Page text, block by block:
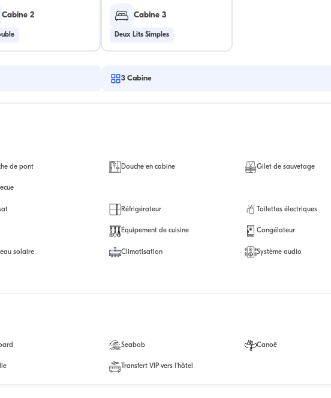
Cabine 2 Cabine 3
Deux Lits Simples
3 Cabine
de pont Douche en cabine Gilet de sauvetage
Réfrigérateur Toilettes électriques
Équipement de cuisine Congélateur
solaire Climatisation Système audio
Seabob Canoë
Transfert VIP vers l'hôtel